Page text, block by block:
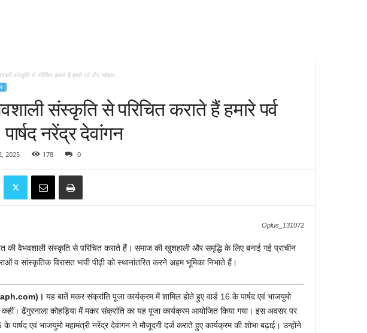
संस्कृति से परिचित कराते हैं हमारे पर्व और त्योहार...
संस्कृति से परिचित कराते हैं हमारे पर्व
नरेंद्र देवांगन
2025 178 0
Oplus_131072
की वैभवशाली संस्कृति से परिचित कराते हैं। समाज की खुशहाली और समृद्धि के लिए बनाई गई प्राचीन
व सांस्कृतिक विरासत भावी पीढ़ी को स्थानांतरित करने अहम भूमिका निभाते हैं।
यह बातें मकर संक्रांति पूजा कार्यक्रम में शामिल होते हुए वार्ड 16 के पार्षद एवं भाजयुमो
कहीं। ढेंगुरनाला कोहड़िया में मकर संक्रांति का यह पूजा कार्यक्रम आयोजित किया गया। इस अवसर पर
पार्षद एवं भाजयुमो महामंत्री नरेंद्र देवांगन ने मौजूदगी दर्ज कराते हुए कार्यक्रम की शोभा बढ़ाई। उन्होंने